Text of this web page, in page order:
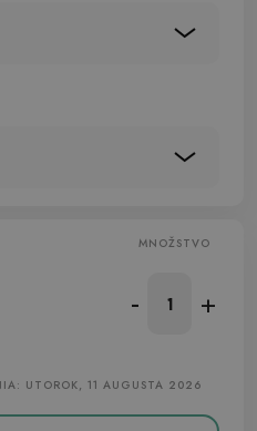
MNOŽSTVO
- +
UTOROK, 11 AUGUSTA 2026